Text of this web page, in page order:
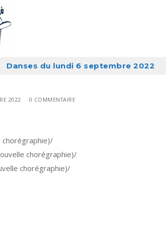
Danses du lundi 6 septembre 2022
2022 0 COMMENTAIRE
chorégraphie)/
chorégraphie)/
chorégraphie)/